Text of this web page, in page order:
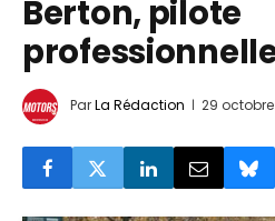
Berton, pilote
ParLa Rédaction 29